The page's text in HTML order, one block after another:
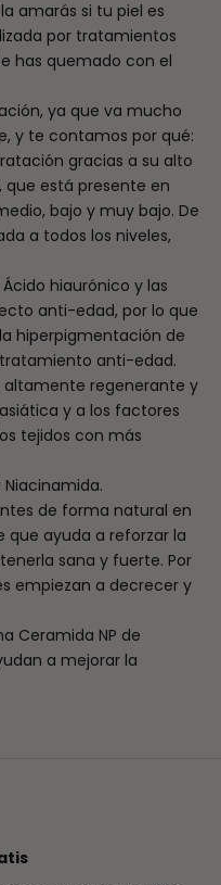
amarás si tu piel es
por tratamientos
has quemado con el
ya que va mucho
y te contamos por qué:
gracias a su alto
que está presente en
bajo y muy bajo. De
a todos los niveles,
hiaurónico y las
anti-edad, por lo que
hiperpigmentación de
anti-edad.
regenerante y
y a los factores
tejidos con más
de forma natural en
que ayuda a reforzar la
sana y fuerte. Por
empiezan a decrecer y
Ceramida NP de
a mejorar la